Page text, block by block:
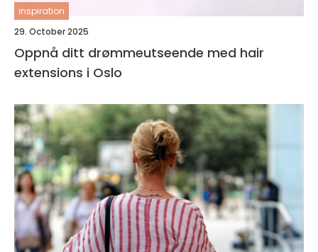
inspiration
29. October 2025
Oppnå ditt drømmeutseende med hair
extensions i Oslo